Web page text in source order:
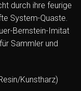
durch ihre feurige
System-Quaste.
Bernstein-Imitat
Sammler und
Kunstharz)